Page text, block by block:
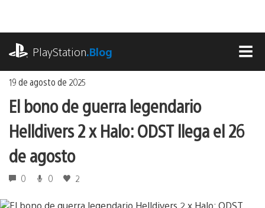
contenido
PlayStation.Blog
19 de agosto de 2025
El bono de guerra legendario
Helldivers 2 x Halo: ODST llega el 26
de agosto
0 0 2